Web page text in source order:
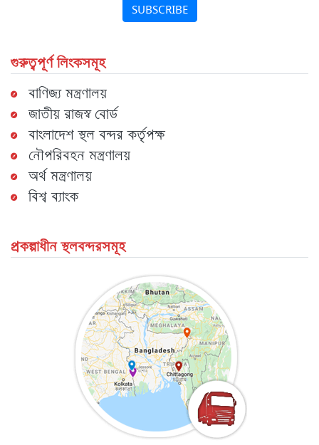
SUBSCRIBE
গুরুত্বপূর্ণ লিংকসমূহ
বাণিজ্য মন্ত্রণালয়
জাতীয় রাজস্ব বোর্ড
বাংলাদেশ স্থল বন্দর কর্তৃপক্ষ
নৌপরিবহন মন্ত্রণালয়
অর্থ মন্ত্রণালয়
বিশ্ব ব্যাংক
প্রকল্পাধীন স্থলবন্দরসমূহ